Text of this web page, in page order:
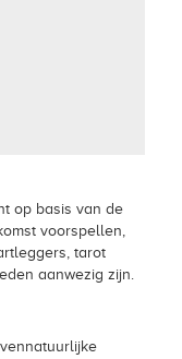
op basis van de
voorspellen,
tarot
aanwezig zijn.